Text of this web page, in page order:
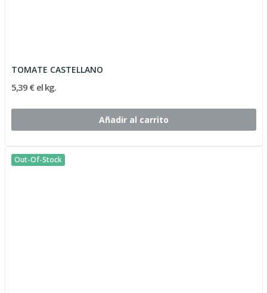
TOMATE CASTELLANO
5,39 € el kg.
Añadir al carrito
Out-Of-Stock